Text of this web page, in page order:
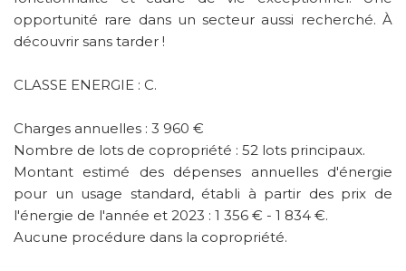
opportunité rare dans un secteur aussi recherché. À
découvrir sans tarder !
CLASSE ENERGIE : C.
Charges annuelles : 3 960 €
Nombre de lots de copropriété : 52 lots principaux.
Montant estimé des dépenses annuelles d'énergie
pour un usage standard, établi à partir des prix de
l'énergie de l'année et 2023 : 1 356 € - 1 834 €.
Aucune procédure dans la copropriété.